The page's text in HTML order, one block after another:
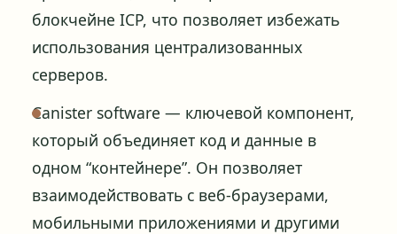
блокчейне ICP, что позволяет избежать
использования централизованных
серверов.
Сanister software — ключевой компонент,
который объединяет код и данные в
одном “контейнере”. Он позволяет
взаимодействовать с веб-браузерами,
мобильными приложениями и другими